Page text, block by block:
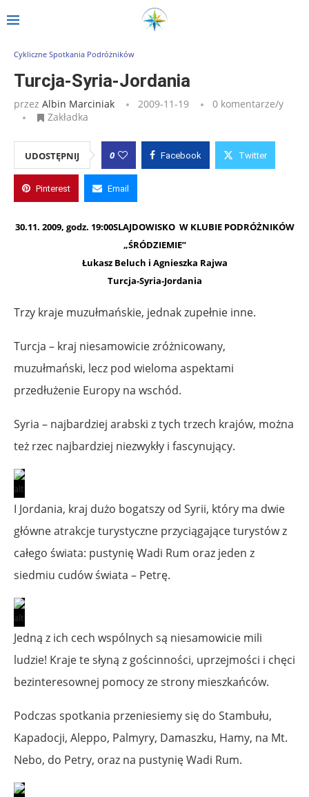
Strona główna Turcja-Syria-Jordania
Cykliczne Spotkania Podróżników
Turcja-Syria-Jordania
przez Albin Marciniak 2009-11-19
0 komentarze/y
Zakładka
UDOSTĘPNIJ 0 Facebook Twitter
Pinterest Email
30.11. 2009, godz. 19:00SLAJDOWISKO W KLUBIE PODRÓŻNIKÓW
„ŚRÓDZIEMIE”
Łukasz Beluch i Agnieszka Rajwa
Turcja-Syria-Jordania
Trzy kraje muzułmańskie, jednak zupełnie inne.
Turcja – kraj niesamowicie zróżnicowany,
muzułmański, lecz pod wieloma aspektami
przedłużenie Europy na wschód.
Syria – najbardziej arabski z tych trzech krajów, można
też rzec najbardziej niezwykły i fascynujący.
I Jordania, kraj dużo bogatszy od Syrii, który ma dwie
główne atrakcje turystyczne przyciągające turystów z
całego świata: pustynię Wadi Rum oraz jeden z
siedmiu cudów świata – Petrę.
Jedną z ich cech wspólnych są niesamowicie mili
ludzie! Kraje te słyną z gościnności, uprzejmości i chęci
bezinteresownej pomocy ze strony mieszkańców.
Podczas spotkania przeniesiemy się do Stambułu,
Kapadocji, Aleppo, Palmyry, Damaszku, Hamy, na Mt.
Nebo, do Petry, oraz na pustynię Wadi Rum.